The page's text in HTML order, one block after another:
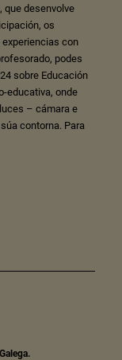
, que desenvolve
os
con
podes
sobre Educación
educativa, onde
– cámara e
contorna. Para